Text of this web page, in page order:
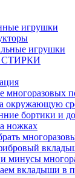
игрушки
игрушки
многоразовых
oкружающую
бортики и
ножках
минусы
вкладыши в